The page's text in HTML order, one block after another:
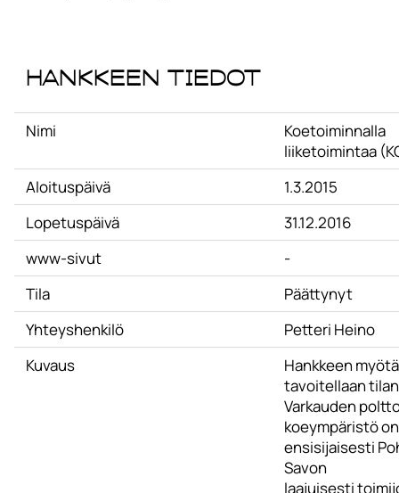
Hankkeen tiedot
Nimi
Koetoiminnalla
liiketoimintaa
Aloituspäivä
1.3.2015
Lopetuspäivä
31.12.2016
www-sivut
-
Tila
Päättynyt
Yhteyshenkilö
Petteri Heino
Kuvaus
Hankkeen myötä
tavoitellaan
Varkauden
koeympäristö on
ensisijaisesti
Savon
laajuisesti